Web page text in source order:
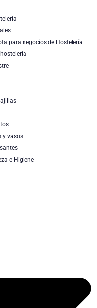
para negocios de Hostelería
y vasos
e Higiene